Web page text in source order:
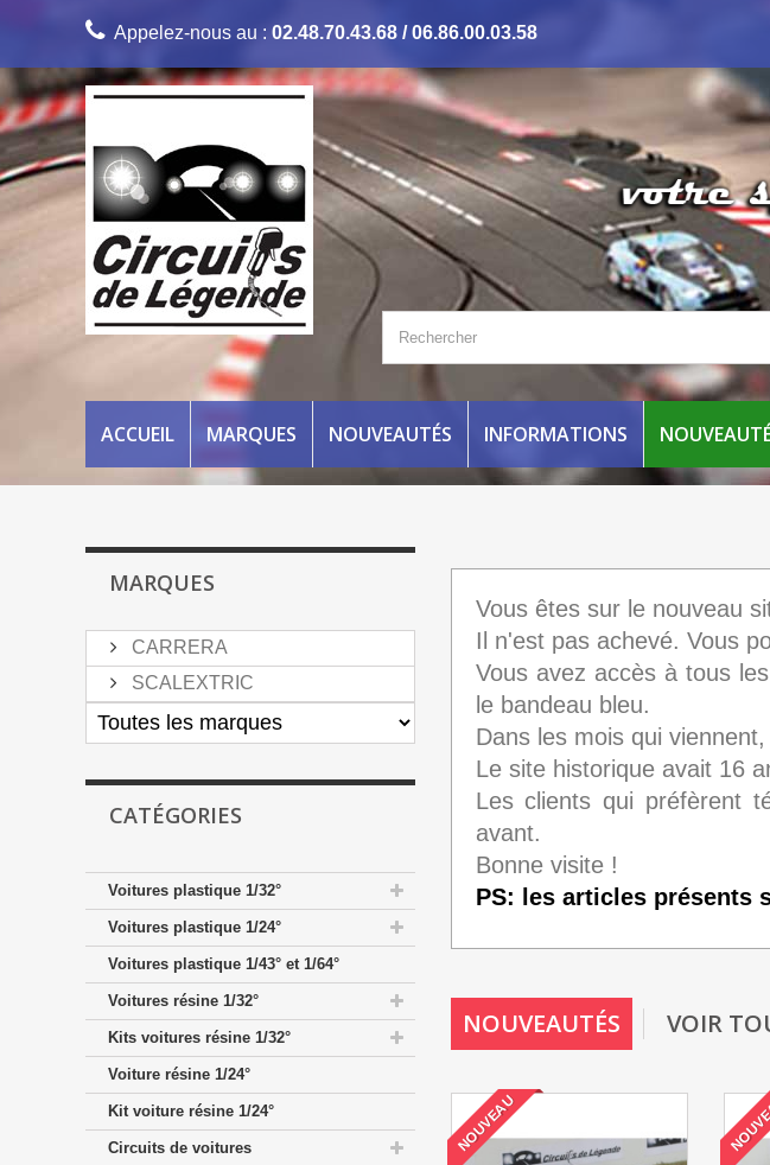
Appelez-nous au : 02.48.70.43.68 / 06.86.00.03.58
ACCUEIL MARQUES NOUVEAUTÉS INFORMATIONS
MARQUES
CARRERA
SCALEXTRIC
CATÉGORIES
Voitures plastique 1/32°
Voitures plastique 1/24°
Voitures plastique 1/43° et 1/64°
Voitures résine 1/32°
Kits voitures résine 1/32°
Voiture résine 1/24°
Kit voiture résine 1/24°
Circuits de voitures
Vous êtes sur le nouveau
Il n'est pas achevé. Vous
Vous avez accès à tous
le bandeau bleu.
Dans les mois qui
Le site historique avait 16
Les clients qui préfèrent
avant.
Bonne visite !
PS: les articles présents
NOUVEAUTÉS VOIR
NOUVEAU